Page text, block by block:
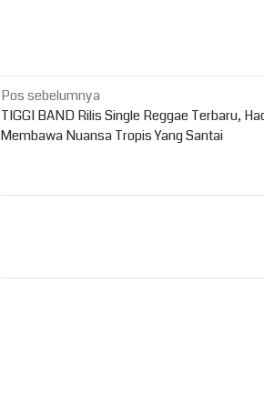
Navigasi
pos
Pos sebelumnya
TIGGI BAND Rilis Single Reggae Terbaru,
Membawa Nuansa Tropis Yang Santai